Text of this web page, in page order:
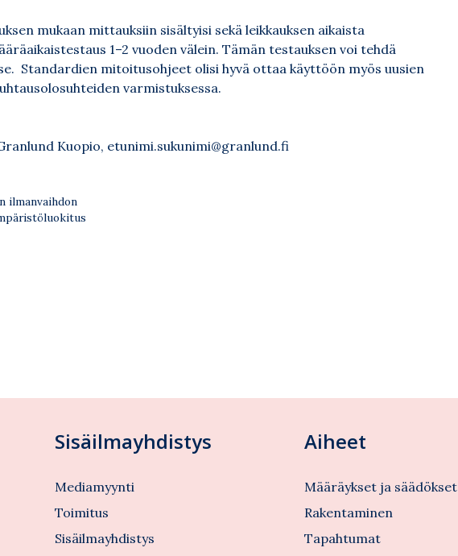
mukaan mittauksiin sisältyisi sekä leikkauksen aikaista
1–2 vuoden välein. Tämän testauksen voi tehdä
Standardien mitoitusohjeet olisi hyvä ottaa käyttöön myös uusien
varmistuksessa.
Kuopio, etunimi.sukunimi@granlund.fi
ilmanvaihdon
Sisäilmayhdistys
Mediamyynti
Toimitus
Sisäilmayhdistys
Aiheet
Määräykset ja säädökset
Rakentaminen
Tapahtumat